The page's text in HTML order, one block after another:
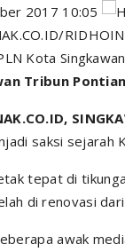
2017 10:05
Kota
Tribun
saksi sejarah
tepat di
di renovasi
awak